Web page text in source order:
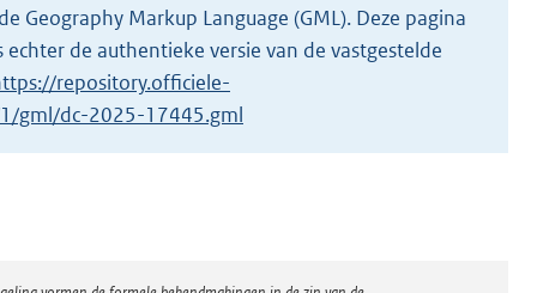
g
r
o
o
Markup Language (GML). Deze pagina
de authentieke versie van de vastgestelde
repository.officiele-
gml/dc-2025-17445.gml